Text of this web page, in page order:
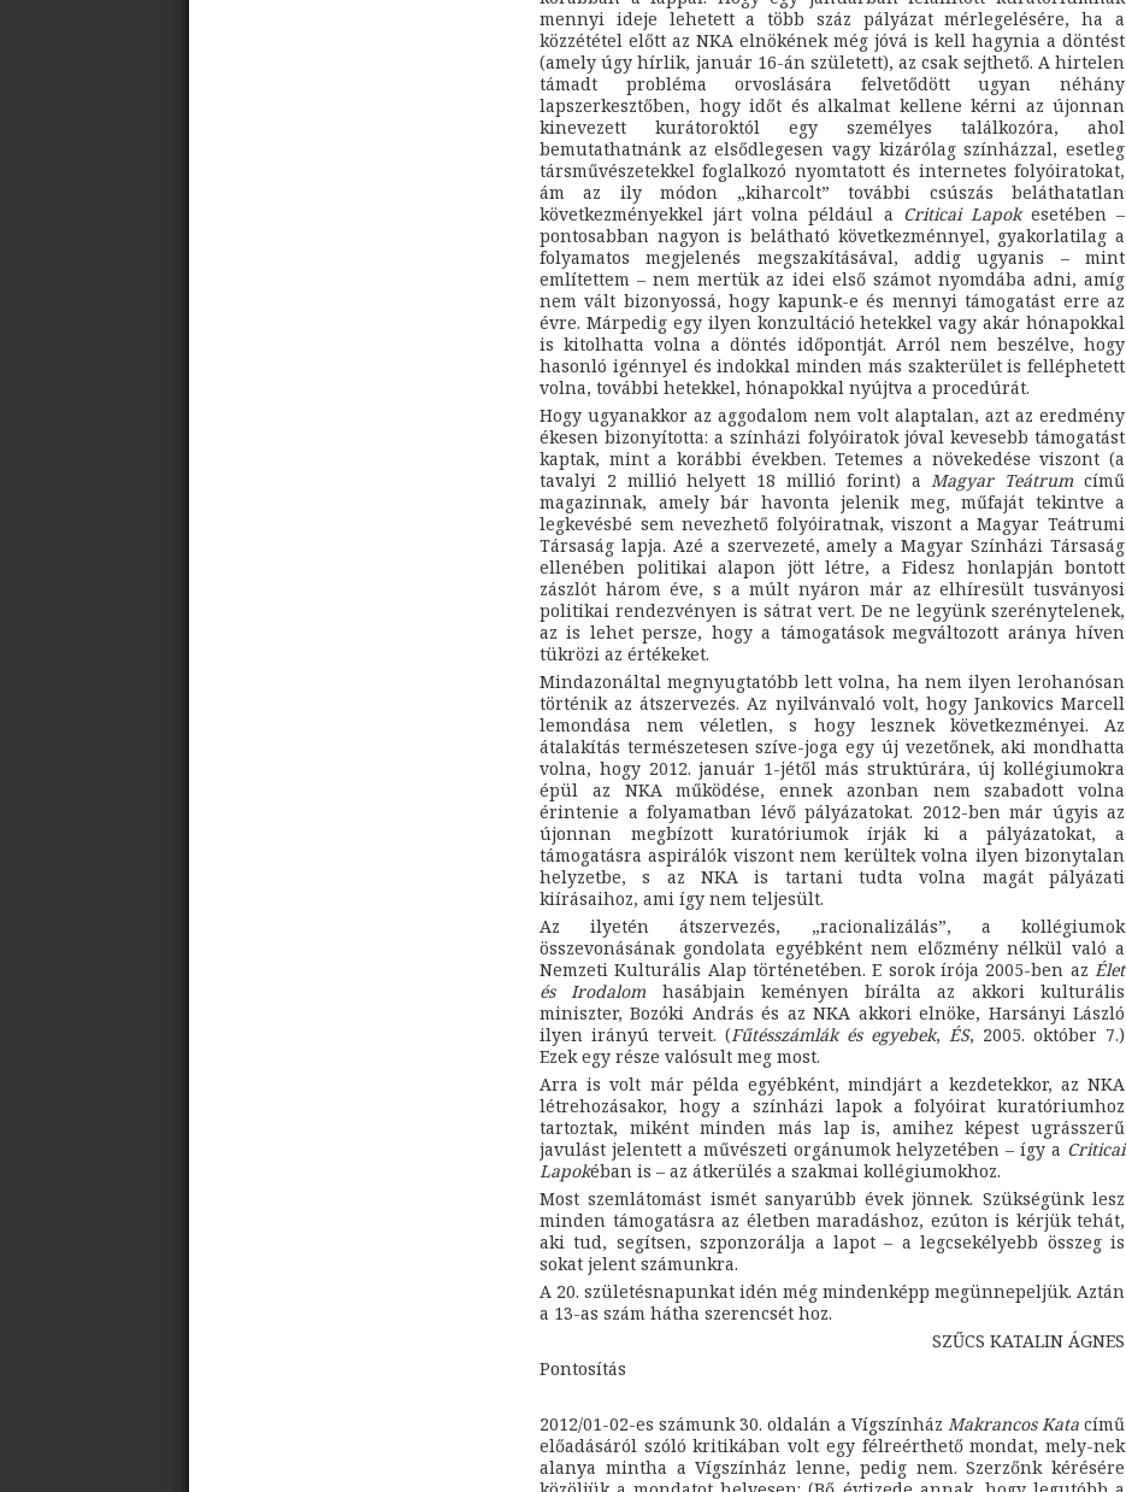
mennyi ideje lehetett a több száz pályázat mérlegelésére, ha a
közzététel előtt az NKA elnökének még jóvá is kell hagynia a döntést
(amely úgy hírlik, január 16-án született), az csak sejthető. A hirtelen
támadt probléma orvoslására felvetődött ugyan néhány
lapszerkesztőben, hogy időt és alkalmat kellene kérni az újonnan
kinevezett kurátoroktól egy személyes találkozóra, ahol
bemutathatnánk az elsődlegesen vagy kizárólag színházzal, esetleg
társművészetekkel foglalkozó nyomtatott és internetes folyóiratokat,
ám az ily módon „kiharcolt” további csúszás beláthatatlan
következményekkel járt volna például a Criticai Lapokesetében –
pontosabban nagyon is belátható következménnyel, gyakorlatilag a
folyamatos megjelenés megszakításával, addig ugyanis – mint
említettem – nem mertük az idei első számot nyomdába adni, amíg
nem vált bizonyossá, hogy kapunk-e és mennyi támogatást erre az
évre. Márpedig egy ilyen konzultáció hetekkel vagy akár hónapokkal
is kitolhatta volna a döntés időpontját. Arról nem beszélve, hogy
hasonló igénnyel és indokkal minden más szakterület is felléphetett
volna, további hetekkel, hónapokkal nyújtva a procedúrát.
Hogy ugyanakkor az aggodalom nem volt alaptalan, azt az eredmény
ékesen bizonyította: a színházi folyóiratok jóval kevesebb támogatást
kaptak, mint a korábbi években. Tetemes a növekedése viszont (a
tavalyi 2 millió helyett 18 millió forint) aMagyar Teátrum című
magazinnak, amely bár havonta jelenik meg, műfaját tekintve a
legkevésbé sem nevezhető folyóiratnak, viszont a Magyar Teátrumi
Társaság lapja. Azé a szervezeté, amely a Magyar Színházi Társaság
ellenében politikai alapon jött létre, a Fidesz honlapján bontott
zászlót három éve, s a múlt nyáron már az elhíresült tusványosi
politikai rendezvényen is sátrat vert. De ne legyünk szerénytelenek,
az is lehet persze, hogy a támogatások megváltozott aránya híven
tükrözi az értékeket.
Mindazonáltal megnyugtatóbb lett volna, ha nem ilyen lerohanósan
történik az átszervezés. Az nyilvánvaló volt, hogy Jankovics Marcell
lemondása nem véletlen, s hogy lesznek következményei. Az
átalakítás természetesen szíve-joga egy új vezetőnek, aki mondhatta
volna, hogy 2012. január 1-jétől más struktúrára, új kollégiumokra
épül az NKA működése, ennek azonban nem szabadott volna
érintenie a folyamatban lévő pályázatokat. 2012-ben már úgyis az
újonnan megbízott kuratóriumok írják ki a pályázatokat, a
támogatásra aspirálók viszont nem kerültek volna ilyen bizonytalan
helyzetbe, s az NKA is tartani tudta volna magát pályázati
kiírásaihoz, ami így nem teljesült.
Az ilyetén átszervezés, „racionalizálás”, a kollégiumok
összevonásának gondolata egyébként nem előzmény nélkül való a
Nemzeti Kulturális Alap történetében. E sorok írója 2005-ben az Élet
és Irodalom hasábjain keményen bírálta az akkori kulturális
miniszter, Bozóki András és az NKA akkori elnöke, Harsányi László
ilyen irányú terveit. (Fűtésszámlák és egyebek, ÉS, 2005. október 7.)
Ezek egy része valósult meg most.
Arra is volt már példa egyébként, mindjárt a kezdetekkor, az NKA
létrehozásakor, hogy a színházi lapok a folyóirat kuratóriumhoz
tartoztak, miként minden más lap is, amihez képest ugrásszerű
javulást jelentett a művészeti orgánumok helyzetében – így a Criticai
Lapokéban is – az átkerülés a szakmai kollégiumokhoz.
Most szemlátomást ismét sanyarúbb évek jönnek. Szükségünk lesz
minden támogatásra az életben maradáshoz, ezúton is kérjük tehát,
aki tud, segítsen, szponzorálja a lapot – a legcsekélyebb összeg is
sokat jelent számunkra.
A 20. születésnapunkat idén még mindenképp megünnepeljük. Aztán
a 13-as szám hátha szerencsét hoz.
SZŰCS KATALIN ÁGNES
Pontosítás
2012/01-02-es számunk 30. oldalán a Vígszínház Makrancos Katacímű
előadásáról szóló kritikában volt egy félreérthető mondat, mely-nek
alanya mintha a Vígszínház lenne, pedig nem. Szerzőnk kérésére